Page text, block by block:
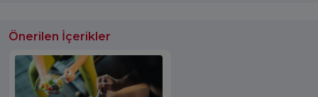
Önerilen İçerikler